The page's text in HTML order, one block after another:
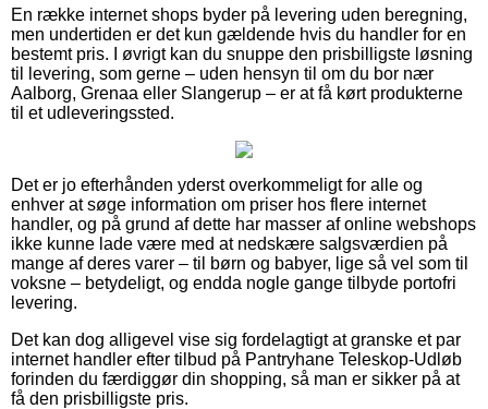
En række internet shops byder på levering uden beregning,
men undertiden er det kun gældende hvis du handler for en
bestemt pris. I øvrigt kan du snuppe den prisbilligste løsning
til levering, som gerne – uden hensyn til om du bor nær
Aalborg, Grenaa eller Slangerup – er at få kørt produkterne
til et udleveringssted.
Det er jo efterhånden yderst overkommeligt for alle og
enhver at søge information om priser hos flere internet
handler, og på grund af dette har masser af online webshops
ikke kunne lade være med at nedskære salgsværdien på
mange af deres varer – til børn og babyer, lige så vel som til
voksne – betydeligt, og endda nogle gange tilbyde portofri
levering.
Det kan dog alligevel vise sig fordelagtigt at granske et par
internet handler efter tilbud på Pantryhane Teleskop-Udløb
forinden du færdiggør din shopping, så man er sikker på at
få den prisbilligste pris.